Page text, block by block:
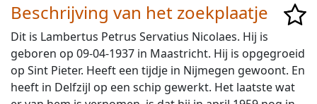
Beschrijving van het zoekplaatje
Dit is Lambertus Petrus Servatius Nicolaes. Hij is
geboren op 09-04-1937 in Maastricht. Hij is opgegroeid
op Sint Pieter. Heeft een tijdje in Nijmegen gewoont. En
heeft in Delfzijl op een schip gewerkt. Het laatste wat